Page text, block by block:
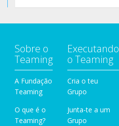
Sobre o
Teaming
A Fundação
Teaming
O que é o
Teaming?
Executando
o Teaming
Cria o teu
Grupo
Junta-te a um
Grupo